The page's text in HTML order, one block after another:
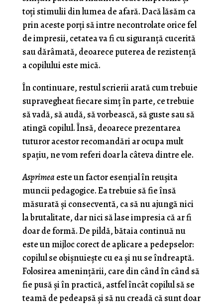
toţi stimulii din lumea de afară. Dacă lăsăm ca
prin aceste porţi să in­tre necontrolate orice fel
de impresii, cetatea va fi cu siguranţă cucerită
sau dărâmată, deoarece puterea de rezistenţă
a copilului este mică.
În continuare, restul scrierii arată cum trebuie
supra­vegheat fiecare simţ în parte, ce trebuie
să vadă, să audă, să vorbească, să guste sau să
atingă copilul. Însă, deoarece prezentarea
tuturor acestor recomandări ar ocupa mult
spaţiu, ne vom referi doar la câteva dintre ele.
Asprimeaeste un factor esenţial în reuşita
muncii pedagogice. Ea trebuie să fie însă
măsurată şi consec­ventă, ca să nu ajungă nici
la brutalitate, dar nici să lase impresia că ar fi
doar de formă. De pildă, bătaia continuă nu
este un mijloc corect de aplicare a pedep­selor:
copilul se obişnuieşte cu ea şi nu se îndreaptă.
Folosirea ameninţării, care din când în când să
fie pusă şi în practică, astfel încât copilul să se
teamă de pedeapsă şi să nu creadă că sunt doar